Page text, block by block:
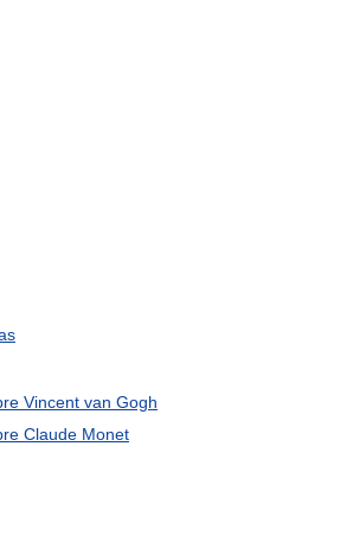
Vincent van Gogh
Claude Monet